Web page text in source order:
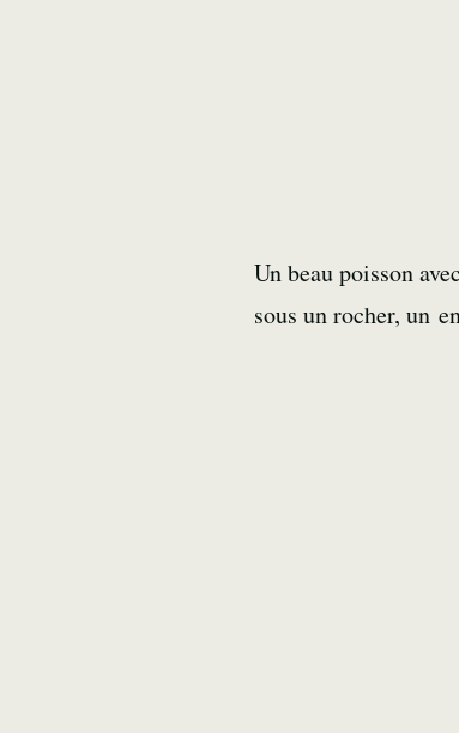
Un beau poisson
sous un rocher, un